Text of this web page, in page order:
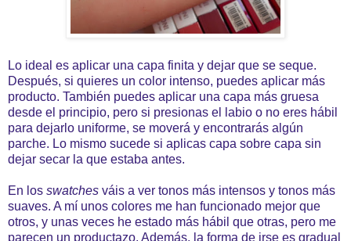
Lo ideal es aplicar una capa finita y dejar que se seque.
Después, si quieres un color intenso, puedes aplicar más
producto. También puedes aplicar una capa más gruesa
desde el principio, pero si presionas el labio o no eres hábil
para dejarlo uniforme, se moverá y encontrarás algún
parche. Lo mismo sucede si aplicas capa sobre capa sin
dejar secar la que estaba antes.
En los swatches váis a ver tonos más intensos y tonos más
suaves. A mí unos colores me han funcionado mejor que
otros, y unas veces he estado más hábil que otras, pero me
parecen un productazo. Además, la forma de irse es gradual